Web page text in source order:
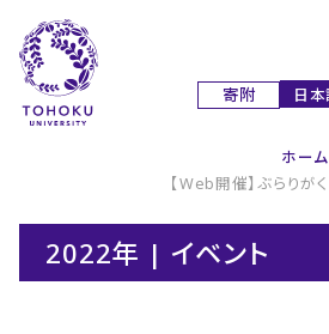
寄附 日本
ホーム
【Web開催】ぶらりが
2022年 | イベント